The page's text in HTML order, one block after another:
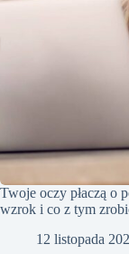
Twoje oczy płaczą o
wzrok i co z tym
12 listopada